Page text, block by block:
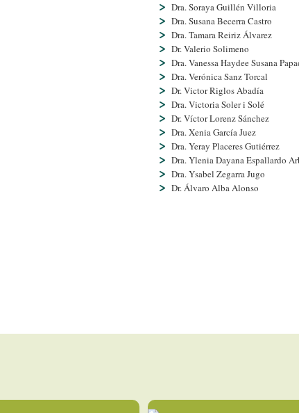
Dra. Soraya Guillén Villoria
Dra. Susana Becerra Castro
Dra. Tamara Reiriz Álvarez
Dr. Valerio Solimeno
Dra. Vanessa Haydee Susana
Dra. Verónica Sanz Torcal
Dr. Victor Riglos Abadí­a
Dra. Victoria Soler i Solé
Dr. Ví­ctor Lorenz Sánchez
Dra. Xenia Garcí­a Juez
Dra. Yeray Placeres Gutiérrez
Dra. Ylenia Dayana Espallardo
Dra. Ysabel Zegarra Jugo
Dr. Álvaro Alba Alonso